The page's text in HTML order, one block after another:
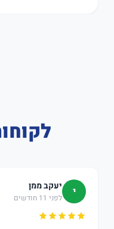
י יעקב ממן
לפני 11 חודשים